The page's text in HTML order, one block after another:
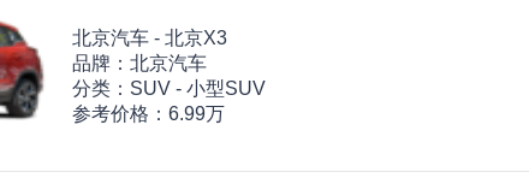
北京汽车 - 北京X3
品牌： 北京汽车
分类：SUV - 小型SUV
参考价格： 6.99万